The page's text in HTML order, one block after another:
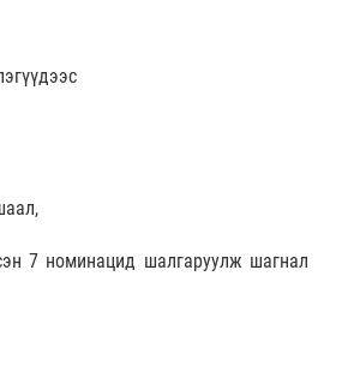
7 номинацид шалгаруулж шагнал